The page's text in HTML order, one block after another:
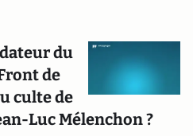
du
de
culte de
Luc Mélenchon ?